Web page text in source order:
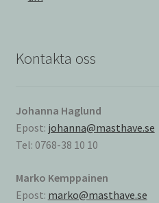
Kontakta oss
Johanna Haglund
Epost: johanna@masthave.se
Tel: 0768-38 10 10
Marko Kemppainen
Epost: marko@masthave.se